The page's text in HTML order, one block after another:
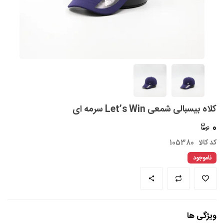
کلاه بیسبالی شمعی Let’s Win سرمه ای
0
کد کالا 105380
ناموجود
ویژگی ها